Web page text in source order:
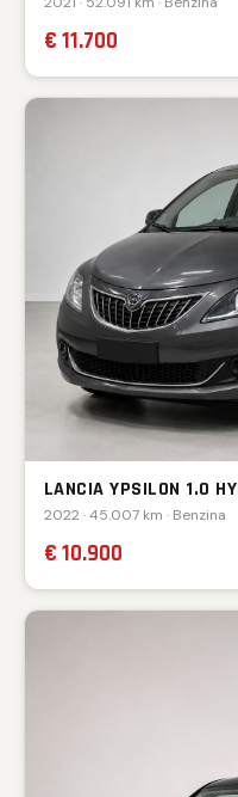
€ 11.700
LANCIA YPSILON 1.0
2022 · 45.007 km · Benzina
€ 10.900